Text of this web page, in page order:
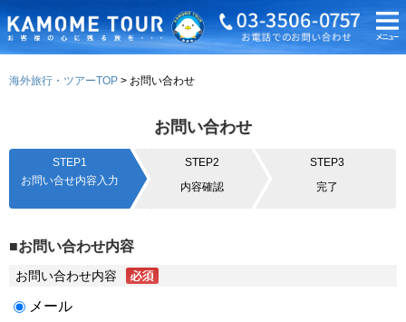
海外旅行・ツアーTOP お問い合わせ
お問い合わせ
STEP1
お問い合せ内容入力
STEP2
内容確認
STEP3
完了
■お問い合わせ内容
お問い合わせ内容
メール